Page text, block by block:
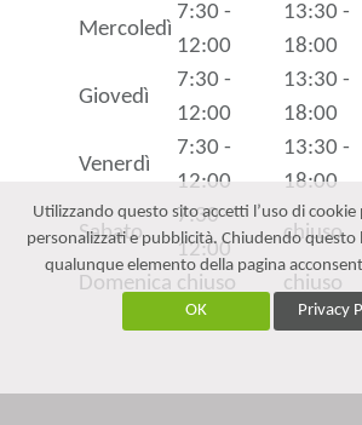
Mercoledì
7:30 -
12:00
13:30 -
18:00
Giovedì
7:30 -
12:00
13:30 -
18:00
Venerdì
7:30 -
12:00
13:30 -
18:00
Sabato
7:30 -
12:00
chiuso
Domenica chiuso chiuso
Utilizzando questo sito accetti l’uso di
personalizzati e pubblicità. Chiudendo questo
qualunque elemento della pagina
OK Privacy